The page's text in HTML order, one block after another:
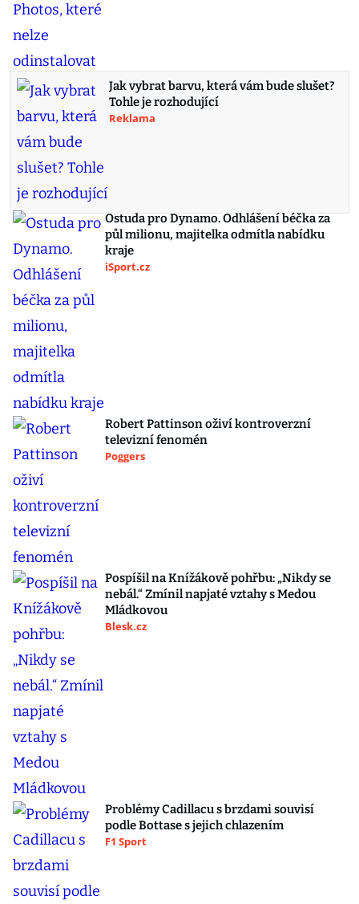
Jak vybrat barvu, která vám bude slušet?
Tohle je rozhodující
Reklama
Ostuda pro Dynamo. Odhlášení béčka za
půl milionu, majitelka odmítla nabídku
kraje
iSport.cz
Robert Pattinson oživí kontroverzní
televizní fenomén
Poggers
Pospíšil na Knížákově pohřbu: „Nikdy se
nebál.“ Zmínil napjaté vztahy s Medou
Mládkovou
Blesk.cz
Problémy Cadillacu s brzdami souvisí
podle Bottase s jejich chlazením
F1 Sport